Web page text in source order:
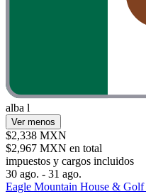
alba l
Ver menos
$2,338 MXN
$2,967 MXN en total
impuestos y cargos incluidos
30 ago. - 31 ago.
Eagle Mountain House &